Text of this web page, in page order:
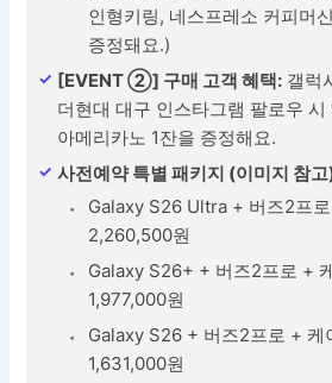
인형키링, 네스프레소 커피머
증정돼요.)
[EVENT ②] 구매 고객 혜택: 갤럭
더현대 대구 인스타그램 팔로우 시
아메리카노 1잔을 증정해요.
사전예약 특별 패키지 (이미지 참
Galaxy S26 Ultra + 버즈2프
2,260,500원
Galaxy S26+ + 버즈2프로 +
1,977,000원
Galaxy S26 + 버즈2프로 + 케
1,631,000원